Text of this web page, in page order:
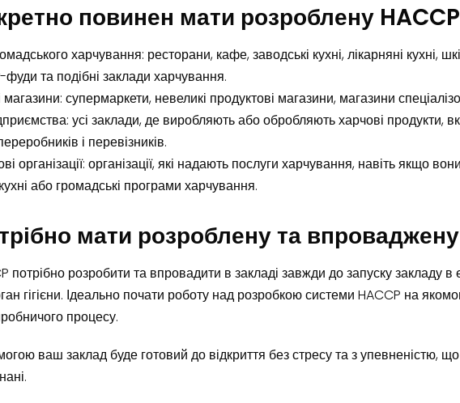
повинен мати розроблену
харчування: ресторани, кафе, заводські кухні, лікарняні кухні,
та подібні заклади харчування.
магазини: супермаркети, невеликі продуктові магазини, магазини
усі заклади, де виробляють або обробляють харчові продукти,
і перевізників.
організації: організації, які надають послуги харчування, навіть якщо
або громадські програми харчування.
мати розроблену та
потрібно розробити та впровадити в закладі завжди до запуску закладу в
гігієни. Ідеально почати роботу над розробкою системи HACCP на
процесу.
ваш заклад буде готовий до відкриття без стресу та з упевненістю,